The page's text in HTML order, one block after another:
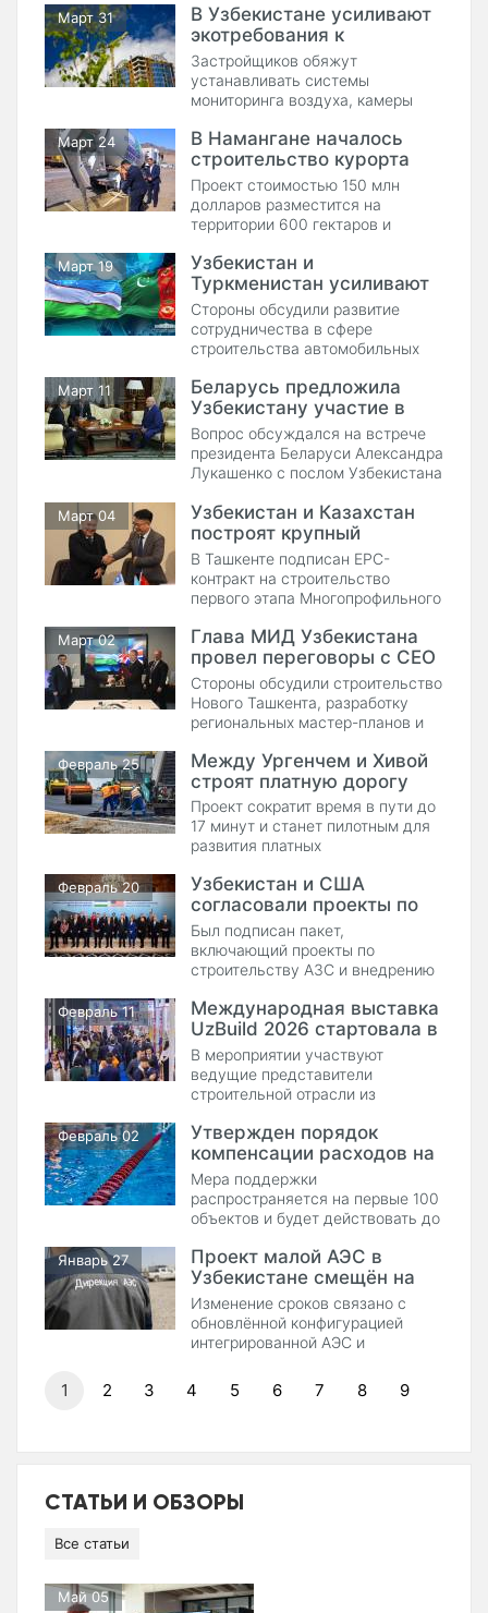
города.
Март 31
В Узбекистане усиливают
экотребования к
строительству
Застройщиков обяжут
устанавливать системы
мониторинга воздуха, камеры
озеленения.
Март 24
В Намангане началось
строительство курорта
Arashan Resort
Проект стоимостью 150 млн
долларов разместится на
территории 600 гектаров и
развитой инфраструктурой.
Март 19
Узбекистан и
Туркменистан усиливают
сотрудничество в
дорожном строительстве
Стороны обсудили развитие
сотрудничества в сфере
строительства автомобильных
коридоров.
Март 11
Беларусь предложила
Узбекистану участие в
строительстве АЭС
Вопрос обсуждался на встрече
президента Беларуси Александра
Лукашенко с послом Узбекистана
Март 04
Узбекистан и Казахстан
построят крупный
логистический хаб
В Ташкенте подписан EPC-
контракт на строительство
первого этапа Многопрофильного
Ташкентской области.
Март 02
Глава МИД Узбекистана
провел переговоры с CEO
Benoy
Стороны обсудили строительство
Нового Ташкента, разработку
региональных мастер-планов и
туристической инфраструктуры.
Февраль 25
Между Ургенчем и Хивой
строят платную дорогу
Проект сократит время в пути до
17 минут и станет пилотным для
развития платных
Февраль 20
Узбекистан и США
согласовали проекты по
строительству сети АЗС
Был подписан пакет,
включающий проекты по
строительству АЗС и внедрению
агросектора.
Февраль 11
Международная выставка
UzBuild 2026 стартовала в
Ташкенте
В мероприятии участвуют
ведущие представители
строительной отрасли из
Февраль 02
Утвержден порядок
компенсации расходов на
строительство бассейнов
Мера поддержки
распространяется на первые 100
объектов и будет действовать до
Январь 27
Проект малой АЭС в
Узбекистане смещён на
конец 2026 года
Изменение сроков связано с
обновлённой конфигурацией
интегрированной АЭС и
соглашения с Росатомом.
1 2 3 4 5 6 7 8 9
СТАТЬИ И ОБЗОРЫ
Все статьи
Май 05